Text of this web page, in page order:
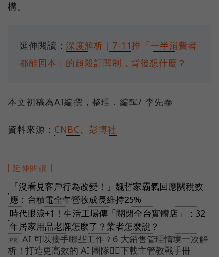
構。
延伸閱讀： 深度解析｜7-11推「一半消費者
都能回本」的超殺訂閱制，背後想什麼？
本文初稿為AI編撰，整理．編輯/ 李先泰
資料來源： CNBC、 彭博社
延伸閱讀
●
「沒看見客戶行為改變！」魏哲家霸氣回應關稅效
應：台積電全年營收成長維持25%
●
時代眼淚+1！生活工場傳「關閉全台實體店」：32
年居家用品老牌怎麼了？業者怎麼說？
AI 可以接手哪些工作？6 大銷售管理情境一次解
析！打造更高效的 AI 團隊👉🏻下載主管教戰手冊